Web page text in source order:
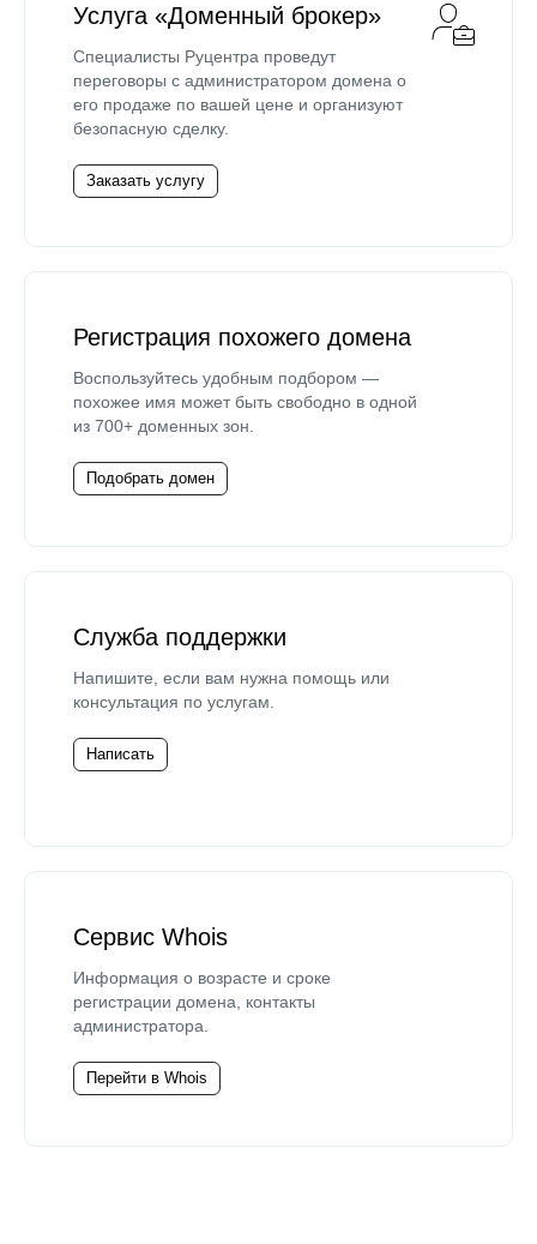
Услуга «Доменный брокер»
Специалисты Руцентра проведут
переговоры с администратором домена о
его продаже по вашей цене и организуют
безопасную сделку.
Заказать услугу
Регистрация похожего домена
Воспользуйтесь удобным подбором —
похожее имя может быть свободно в одной
из 700+ доменных зон.
Подобрать домен
Служба поддержки
Напишите, если вам нужна помощь или
консультация по услугам.
Написать
Сервис Whois
Информация о возрасте и сроке
регистрации домена, контакты
администратора.
Перейти в Whois